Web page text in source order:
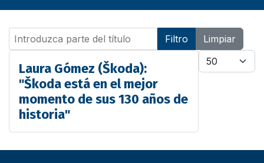
Introduzca parte del título Filtro
Limpiar
Cantidad
Laura Gómez (Škoda):
"Škoda está en el mejor
momento de sus 130 años de
historia"